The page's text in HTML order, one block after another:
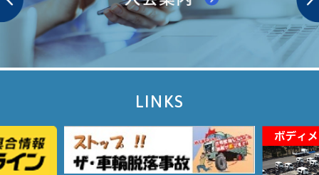
（公正取引委員会との連携事業）
（４）下請ガイドライン説明会の開催（中
小企業庁独自事業）
（６）下請かけこみ寺等の利用促進（中小
企業庁独自事業）
LINKS